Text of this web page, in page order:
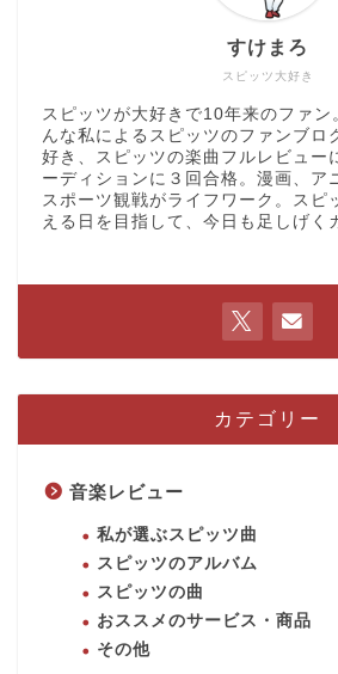
スピッツ大好き
すけまろ
スピッツが大好きで10年来のファン
んな私によるスピッツのファンブロ
好き、スピッツの楽曲フルレビュー
ーディションに３回合格。漫画、ア
スポーツ観戦がライフワーク。スピ
える日を目指して、今日も足しげく
カテゴリー
音楽レビュー
私が選ぶスピッツ曲
スピッツのアルバム
スピッツの曲
おススメのサービス・商品
その他